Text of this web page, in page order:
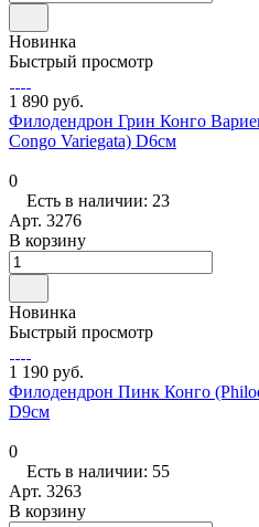
Новинка
Быстрый просмотр
1 890 руб.
Филодендрон Грин Конго
Congo Variegata) D6см
0
Есть в наличии: 23
Арт. 3276
В корзину
Новинка
Быстрый просмотр
1 190 руб.
Филодендрон Пинк Конго
D9см
0
Есть в наличии: 55
Арт. 3263
В корзину